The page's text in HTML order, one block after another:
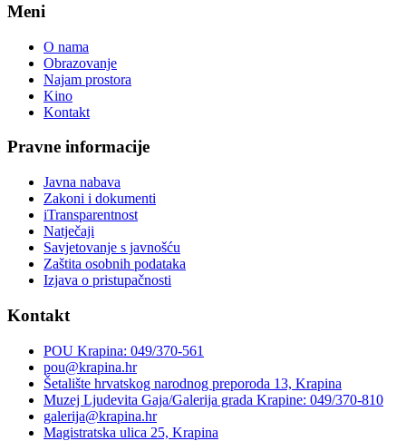
Meni
O nama
Obrazovanje
Najam prostora
Kino
Kontakt
Pravne informacije
Javna nabava
Zakoni i dokumenti
iTransparentnost
Natječaji
Savjetovanje s javnošću
Zaštita osobnih podataka
Izjava o pristupačnosti
Kontakt
POU Krapina: 049/370-561
pou@krapina.hr
Šetalište hrvatskog narodnog preporoda 13, Krapina
Muzej Ljudevita Gaja/Galerija grada Krapine: 049/370-810
galerija@krapina.hr
Magistratska ulica 25, Krapina